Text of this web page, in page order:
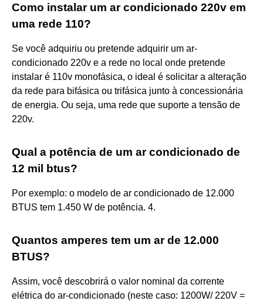
Como instalar um ar condicionado 220v em
uma rede 110?
Se você adquiriu ou pretende adquirir um ar-
condicionado 220v e a rede no local onde pretende
instalar é 110v monofásica, o ideal é solicitar a alteração
da rede para bifásica ou trifásica junto à concessionária
de energia. Ou seja, uma rede que suporte a tensão de
220v.
Qual a potência de um ar condicionado de
12 mil btus?
Por exemplo: o modelo de ar condicionado de 12.000
BTUS tem 1.450 W de potência. 4.
Quantos amperes tem um ar de 12.000
BTUS?
Assim, você descobrirá o valor nominal da corrente
elétrica do ar-condicionado (neste caso: 1200W/ 220V =